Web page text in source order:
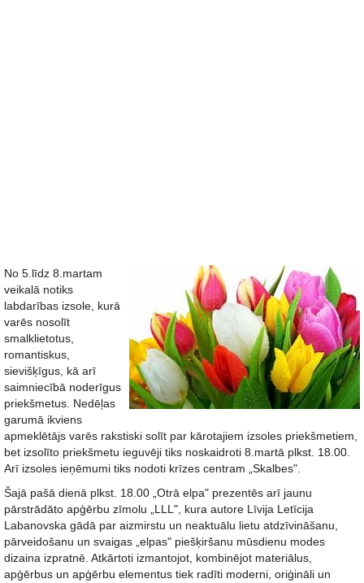
No 5.līdz 8.martam
veikalā notiks
labdarības izsole, kurā
varēs nosolīt
smalklietotus,
romantiskus,
sievišķīgus, kā arī
saimniecībā noderīgus
priekšmetus. Nedēļas
garumā ikviens
apmeklētājs varēs rakstiski solīt par kārotajiem izsoles priekšmetiem,
bet izsolīto priekšmetu ieguvēji tiks noskaidroti 8.martā plkst. 18.00.
Arī izsoles ieņēmumi tiks nodoti krīzes centram „Skalbes".
Šajā pašā dienā plkst. 18.00 „Otrā elpa" prezentēs arī jaunu
pārstrādāto apģērbu zīmolu „LLL", kura autore Līvija Letīcija
Labanovska gādā par aizmirstu un neaktuālu lietu atdzīvināšanu,
pārveidošanu un svaigas „elpas" piešķiršanu mūsdienu modes
dizaina izpratnē. Atkārtoti izmantojot, kombinējot materiālus,
apģērbus un apģērbu elementus tiek radīti moderni, oriģināli un